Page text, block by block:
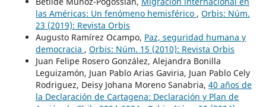
las Américas: Un fenómeno hemisférico , Orbis: Núm.
23 (2019): Revista Orbis
Augusto Ramírez Ocampo, Paz, seguridad humana y
democracia , Orbis: Núm. 15 (2010): Revista Orbis
Juan Felipe Rosero González, Alejandra Bonilla
Leguizamón, Juan Pablo Arias Gaviria, Juan Pablo Cely
Rodriguez, Deisy Johana Moreno Sanabria, 40 años de
la Declaración de Cartagena: Declaración y Plan de